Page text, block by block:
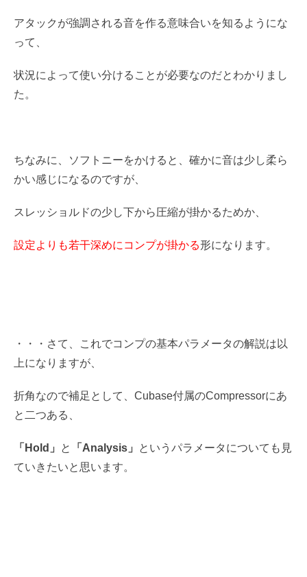
アタックが強調される音を作る意味合いを知るようにな
って、
状況によって使い分けることが必要なのだとわかりまし
た。
ちなみに、ソフトニーをかけると、確かに音は少し柔ら
かい感じになるのですが、
スレッショルドの少し下から圧縮が掛かるためか、
設定よりも若干深めにコンプが掛かる形になります。
・・・さて、これでコンプの基本パラメータの解説は以
上になりますが、
折角なので補足として、Cubase付属のCompressorにあ
と二つある、
「Hold」 と 「Analysis」
というパラメータについても見
ていきたいと思います。